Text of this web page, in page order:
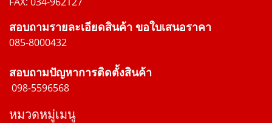
สอบถามรายละเอียดสินค้า ขอใบเสนอราคา
085-8000432
สอบถามปัญหาการติดตั้งสินค้า
098-5596568
หมวดหมู่เมนู